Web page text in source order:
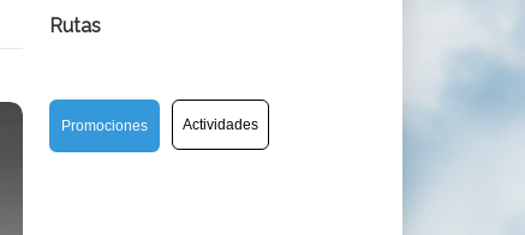
Rutas
Promociones Actividades